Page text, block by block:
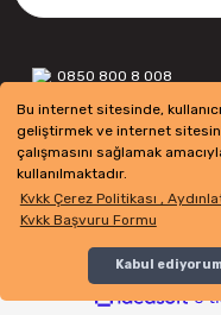
Bu internet sitesinde,
geliştirmek ve internet
çalışmasını sağlamak
kullanılmaktadır.
Kvkk Çerez Politikası ,
Kvkk Başvuru Formu
Kabul
0850 800 8 008
Copyright 2022 © -
kartı bilgileriniz 256bit SSL